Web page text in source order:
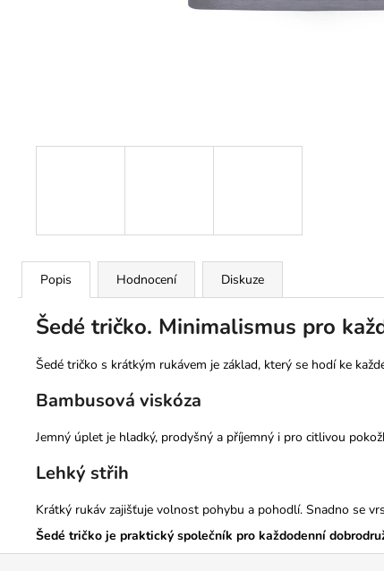
Popis Hodnocení Diskuze
Šedé tričko. Minimalismus pro
Šedé tričko s krátkým rukávem je základ, který se hodí ke
Bambusová viskóza
Jemný úplet je hladký, prodyšný a příjemný i pro citlivou
Lehký střih
Krátký rukáv zajišťuje volnost pohybu a pohodlí. Snadno se
Šedé tričko je praktický společník pro každodenní